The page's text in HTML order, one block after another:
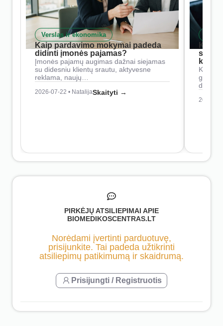
Verslas ir ekonomika
Kaip pardavimo mokymai padeda
didinti įmonės pajamas?
Įmonės pajamų augimas dažnai siejamas
su didesniu klientų srautu, aktyvesne
reklama, naujų…
2026-07-22 • NatalijaSkaityti →
Kaip
2026-
PIRKĖJŲ ATSILIEPIMAI APIE
BIOMEDIKOSCENTRAS.LT
Norėdami įvertinti parduotuvę,
prisijunkite. Tai padeda užtikrinti
atsiliepimų patikimumą ir skaidrumą.
Prisijungti / Registruotis